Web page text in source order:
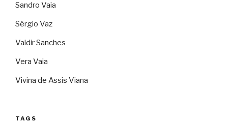
Sandro Vaia
Sérgio Vaz
Valdir Sanches
Vera Vaia
Vivina de Assis Viana
TAGS